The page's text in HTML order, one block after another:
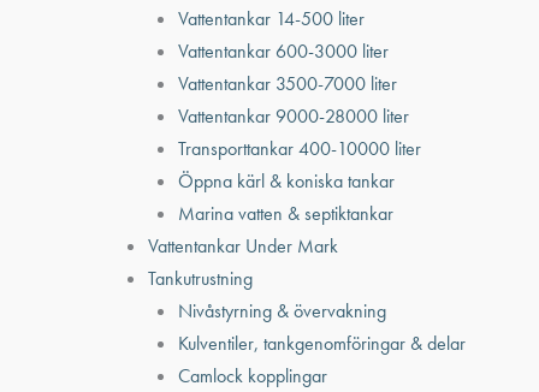
Vattentankar 14-500 liter
Vattentankar 600-3000 liter
Vattentankar 3500-7000 liter
Vattentankar 9000-28000 liter
Transporttankar 400-10000 liter
Öppna kärl & koniska tankar
Marina vatten & septiktankar
Vattentankar Under Mark
Tankutrustning
Nivåstyrning & övervakning
Kulventiler, tankgenomföringar & delar
Camlock kopplingar